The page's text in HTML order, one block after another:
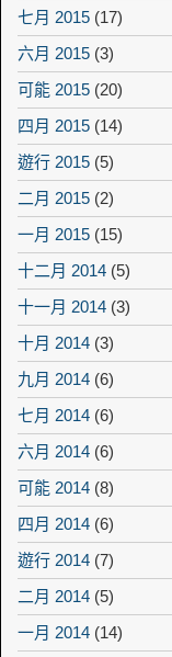
七月 2015 (17)
六月 2015 (3)
可能 2015 (20)
四月 2015 (14)
遊行 2015 (5)
二月 2015 (2)
一月 2015 (15)
十二月 2014 (5)
十一月 2014 (3)
十月 2014 (3)
九月 2014 (6)
七月 2014 (6)
六月 2014 (6)
可能 2014 (8)
四月 2014 (6)
遊行 2014 (7)
二月 2014 (5)
一月 2014 (14)